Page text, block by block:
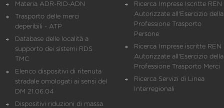
Materia ADR-RID-ADN
Trasporto delle merci
deperibili - ATP
Database delle località a
supporto dei sistemi RDS
TMC
Elenco dispositivi di ritenuta
stradale omologati ai sensi del
DM 21.06.04
Dispositivi riduzioni di massa
Ricerca Imprese Iscritte REN
Autorizzate all'Esercizio della
Professione Trasporto
Persone
Ricerca Imprese iscritte REN
Autorizzate all'Esercizio della
Professione Trasporto Merci
Ricerca Servizi di Linea
Interregionali